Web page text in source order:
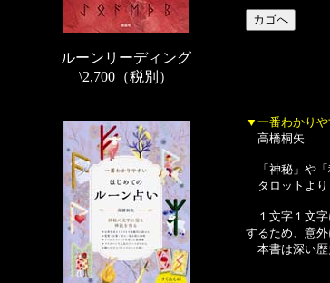
ルーンリーディング
\2,700（税別）
▼一番わかり
高橋桐矢
「神秘」や「
タロットより
１文字１文字
するため、意
本書は深い歴